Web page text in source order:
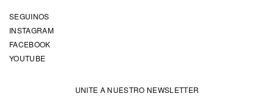
SEGUINOS
INSTAGRAM
FACEBOOK
YOUTUBE
UNITE A NUESTRO NEWSLETTER